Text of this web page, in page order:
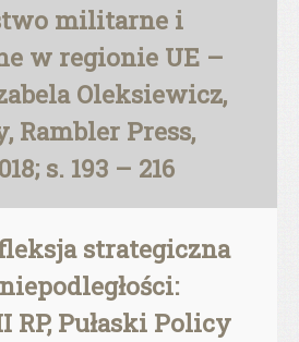
militarne i
w regionie UE –
Oleksiewicz,
Rambler Press,
s. 193 – 216
strategiczna
RP, Pułaski Policy